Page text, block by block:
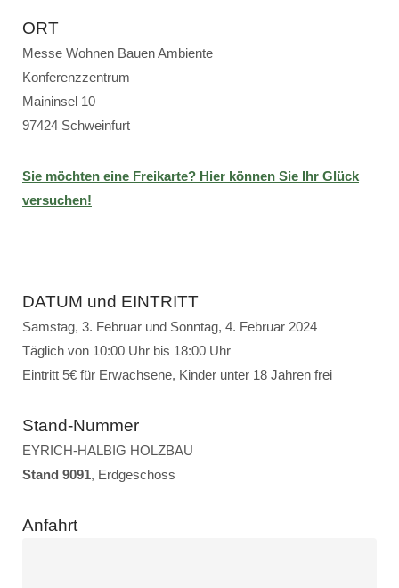
ORT
Messe Wohnen Bauen Ambiente
Konferenzzentrum
Maininsel 10
97424 Schweinfurt
Sie möchten eine Freikarte? Hier können Sie Ihr Glück
versuchen!
DATUM und EINTRITT
Samstag, 3. Februar und Sonntag, 4. Februar 2024
Täglich von 10:00 Uhr bis 18:00 Uhr
Eintritt 5€ für Erwachsene, Kinder unter 18 Jahren frei
Stand-Nummer
EYRICH-HALBIG HOLZBAU
Stand 9091, Erdgeschoss
Anfahrt